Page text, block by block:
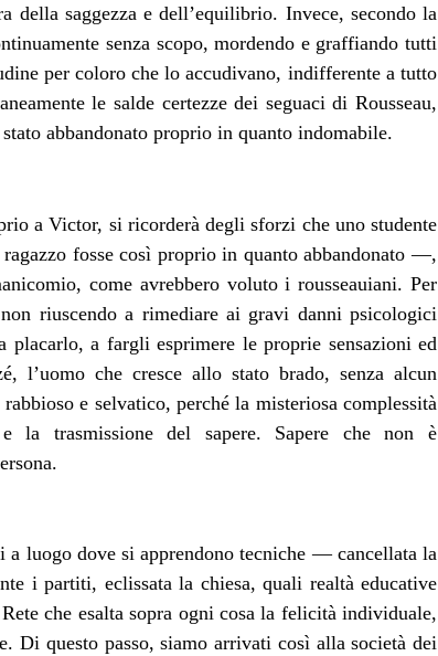
della saggezza e dell’equilibrio. Invece, secondo la
senza scopo, mordendo e graffiando tutti
per coloro che lo accudivano, indifferente a tutto
le salde certezze dei seguaci di Rousseau,
abbandonato proprio in quanto indomabile.
a Victor, si ricorderà degli sforzi che uno studente
fosse così proprio in quanto abbandonato —,
come avrebbero voluto i rousseauiani. Per
riuscendo a rimediare ai gravi danni psicologici
placarlo, a fargli esprimere le proprie sensazioni ed
l’uomo che cresce allo stato brado, senza alcun
e selvatico, perché la misteriosa complessità
la trasmissione del sapere. Sapere che non è
luogo dove si apprendono tecniche — cancellata la
i partiti, eclissata la chiesa, quali realtà educative
che esalta sopra ogni cosa la felicità individuale,
Di questo passo, siamo arrivati così alla società dei